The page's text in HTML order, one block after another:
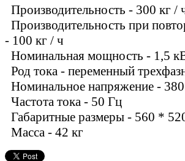
Производительность - 300 кг /
Производительность при
- 100 кг / ч
Номинальная мощность - 1,5
Род тока - переменный
Номинальное напряжение - 380
Частота тока - 50 Гц
Габаритные размеры - 560 *
Масса - 42 кг